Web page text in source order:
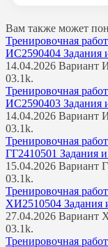
Вам также может
Тренировочная
ИС2590404 Задания
14.04.2026 Вариант
03.1k.
Тренировочная
ИС2590403 Задания
14.04.2026 Вариант
03.1k.
Тренировочная
ГГ2410501 Задания
15.04.2026 Вариант
03.1k.
Тренировочная
ХИ2510504 Задания
27.04.2026 Вариант
03.1k.
Тренировочная